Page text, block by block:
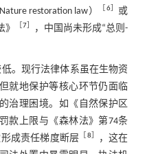
restoration law）
6］ 或
［7
，中国尚未形成“总则-
。现行法律体系虽在生物资
就地保护等核心环节仍面临
治理困境。如《自然保护区
款上限与《森林法》第74条
成责任梯度断层
8
，这在